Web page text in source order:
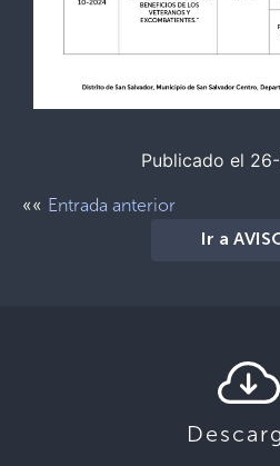
Publicado el
«« Entrada anterior
Ir a